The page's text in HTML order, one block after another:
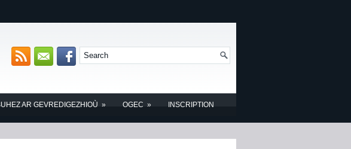
AR GEVREDIGEZHIOÙ » OGEC » INSCRIPTION